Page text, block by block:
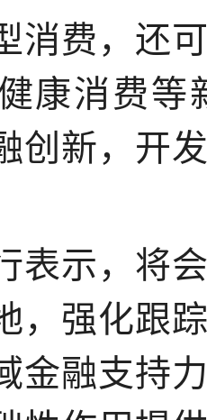
消费，还
康消费
创新，开
表示，将
，强化跟
金融支持